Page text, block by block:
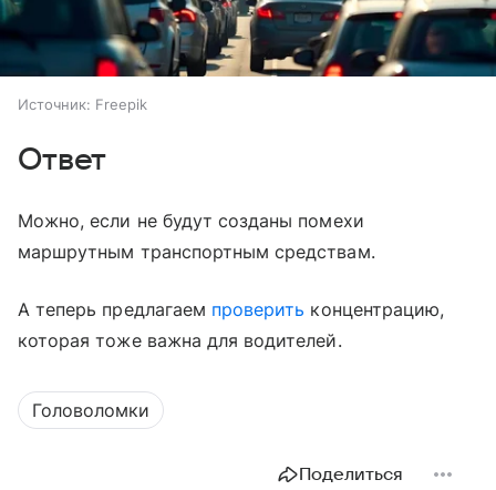
Источник: Freepik
Ответ
Можно, если не будут созданы помехи
маршрутным транспортным средствам.
А теперь предлагаем проверить концентрацию,
которая тоже важна для водителей.
Головоломки
Поделиться